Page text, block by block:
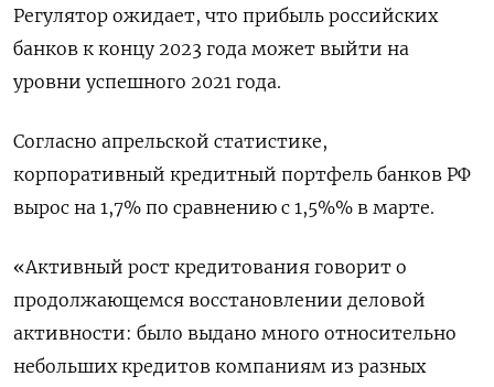
Регулятор ожидает, что прибыль российских
банков к концу 2023 года может выйти на
уровни успешного 2021 года.
Согласно апрельской статистике,
корпоративный кредитный портфель банков РФ
вырос на 1,7% по сравнению с 1,5%% в марте.
«Активный рост кредитования говорит о
продолжающемся восстановлении деловой
активности: было выдано много относительно
небольших кредитов компаниям из разных